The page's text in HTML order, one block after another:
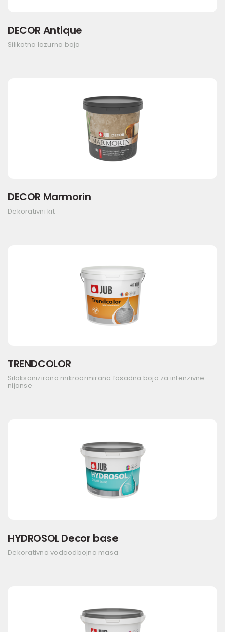
DECOR Antique
Silikatna lazurna boja
DECOR Marmorin
Dekorativni kit
TRENDCOLOR
Siloksanizirana mikroarmirana fasadna boja za intenzivne
nijanse
HYDROSOL Decor base
Dekorativna vodoodbojna masa